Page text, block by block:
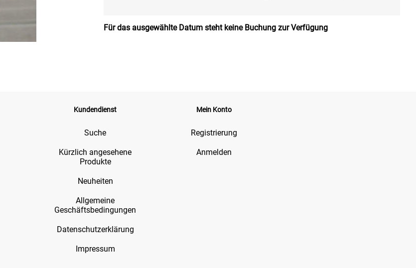
Für das ausgewählte Datum steht keine Buchung zur Verfügung
Kundendienst
Suche
Kürzlich angesehene
Produkte
Neuheiten
Allgemeine
Geschäftsbedingungen
Datenschutzerklärung
Impressum
Mein Konto
Registrierung
Anmelden